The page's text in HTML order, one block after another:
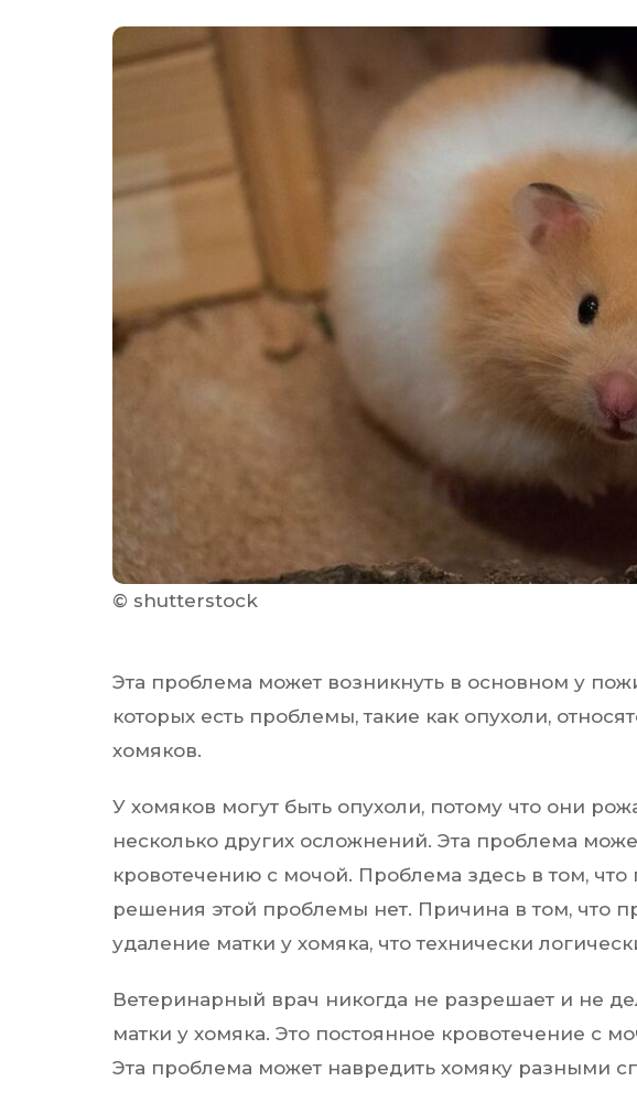
© shutterstock
Эта проблема может возникнуть в основном у
которых есть проблемы, такие как опухоли,
хомяков.
У хомяков могут быть опухоли, потому что они
несколько других осложнений. Эта проблема
кровотечению с мочой. Проблема здесь в том, что
решения этой проблемы нет. Причина в том, что
удаление матки у хомяка, что технически
Ветеринарный врач никогда не разрешает и не
матки у хомяка. Это постоянное кровотечение с
Эта проблема может навредить хомяку разными